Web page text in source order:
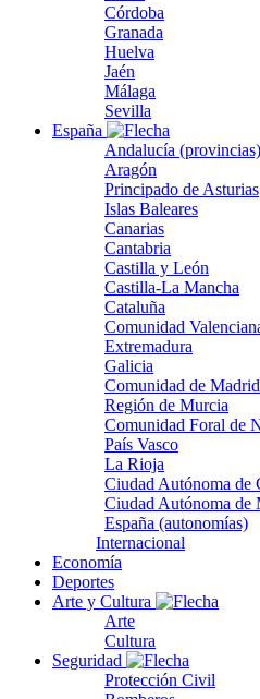
Córdoba
Granada
Huelva
Jaén
Málaga
Sevilla
España
Andalucía (provincias)
Aragón
Principado de Asturias
Islas Baleares
Canarias
Cantabria
Castilla y León
Castilla-La Mancha
Cataluña
Comunidad
Extremadura
Galicia
Comunidad de Madrid
Región de Murcia
Comunidad Foral de
País Vasco
La Rioja
Ciudad Autónoma de
Ciudad Autónoma de
España (autonomías)
Internacional
Economía
Deportes
Arte y Cultura
Arte
Cultura
Seguridad
Protección Civil